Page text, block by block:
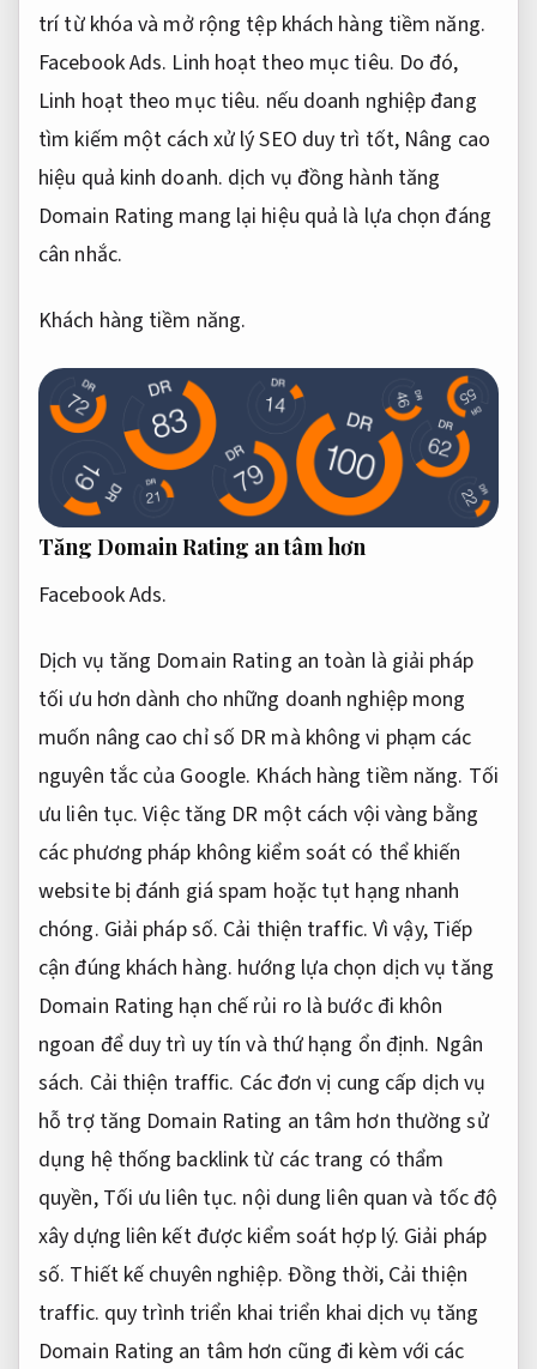
trí từ khóa và mở rộng tệp khách hàng tiềm năng.
Facebook Ads. Linh hoạt theo mục tiêu. Do đó,
Linh hoạt theo mục tiêu. nếu doanh nghiệp đang
tìm kiếm một cách xử lý SEO duy trì tốt, Nâng cao
hiệu quả kinh doanh. dịch vụ đồng hành tăng
Domain Rating mang lại hiệu quả là lựa chọn đáng
cân nhắc.
Khách hàng tiềm năng.
Tăng Domain Rating an tâm hơn
Facebook Ads.
Dịch vụ tăng Domain Rating an toàn là giải pháp
tối ưu hơn dành cho những doanh nghiệp mong
muốn nâng cao chỉ số DR mà không vi phạm các
nguyên tắc của Google. Khách hàng tiềm năng. Tối
ưu liên tục. Việc tăng DR một cách vội vàng bằng
các phương pháp không kiểm soát có thể khiến
website bị đánh giá spam hoặc tụt hạng nhanh
chóng. Giải pháp số. Cải thiện traffic. Vì vậy, Tiếp
cận đúng khách hàng. hướng lựa chọn dịch vụ tăng
Domain Rating hạn chế rủi ro là bước đi khôn
ngoan để duy trì uy tín và thứ hạng ổn định. Ngân
sách. Cải thiện traffic. Các đơn vị cung cấp dịch vụ
hỗ trợ tăng Domain Rating an tâm hơn thường sử
dụng hệ thống backlink từ các trang có thẩm
quyền, Tối ưu liên tục. nội dung liên quan và tốc độ
xây dựng liên kết được kiểm soát hợp lý. Giải pháp
số. Thiết kế chuyên nghiệp. Đồng thời, Cải thiện
traffic. quy trình triển khai triển khai dịch vụ tăng
Domain Rating an tâm hơn cũng đi kèm với các